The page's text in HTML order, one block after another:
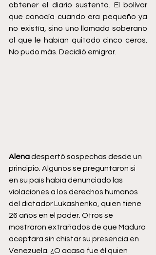
obtener el diario sustento. El bolívar
que conocía cuando era pequeño ya
no existía, sino uno llamado soberano
al que le habían quitado cinco ceros.
No pudo más. Decidió emigrar.
Alena despertó sospechas desde un
principio. Algunos se preguntaron si
en su país había denunciado las
violaciones a los derechos humanos
del dictador Lukashenko, quien tiene
26 años en el poder. Otros se
mostraron extrañados de que Maduro
aceptara sin chistar su presencia en
Venezuela. ¿O acaso fue él quien